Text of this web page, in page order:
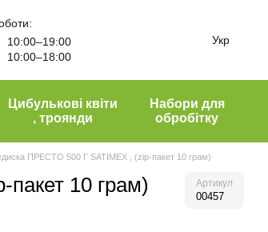
10:00–19:00
10:00–18:00
Укр
Цибулькові квіти
, троянди
Набори для
обробітку
ПРЕСТО 500 Г SATIMEX , (zip-пакет 10 грам)
10 грам) Артикул
00457